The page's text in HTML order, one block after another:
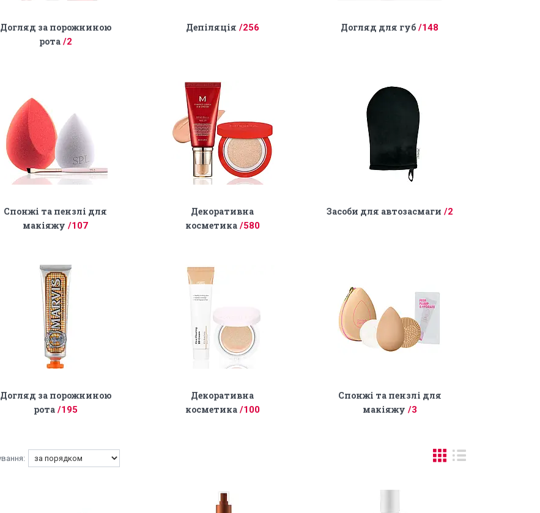
Догляд за порожниною
рота 2
Депіляція 256 Догляд для губ 148
Спонжі та пензлі для
макіяжу
107
Декоративна
косметика 580
Засоби для автозасмаги 2
Догляд за порожниною
рота 195
Декоративна
косметика 100
Спонжі та пензлі для
макіяжу 3